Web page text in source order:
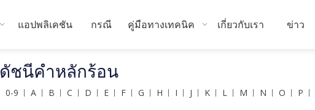
แอปพลิเคชัน กรณี คู่มือทางเทคนิค เกี่ยวกับเรา ข่าว
ดัชนีคำหลักร้อน
0-9 A B C D E F G H I J K L M N O P